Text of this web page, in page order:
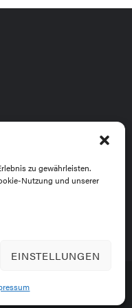
zu gewährleisten.
Nutzung und unserer
EINSTELLUNGEN